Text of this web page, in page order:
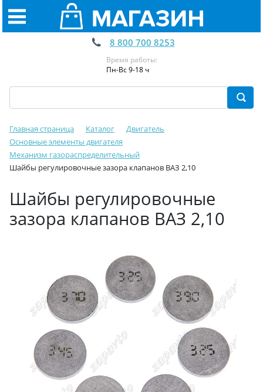
8 800 700 8253
Время работы:
Пн-Вс 9-18 ч
Главная страница Каталог
Двигатель
Основные элементы двигателя
Механизм газораспределительный
Шайбы регулировочные зазора клапанов ВАЗ 2,10
Шайбы регулировочные
зазора клапанов ВАЗ 2,10